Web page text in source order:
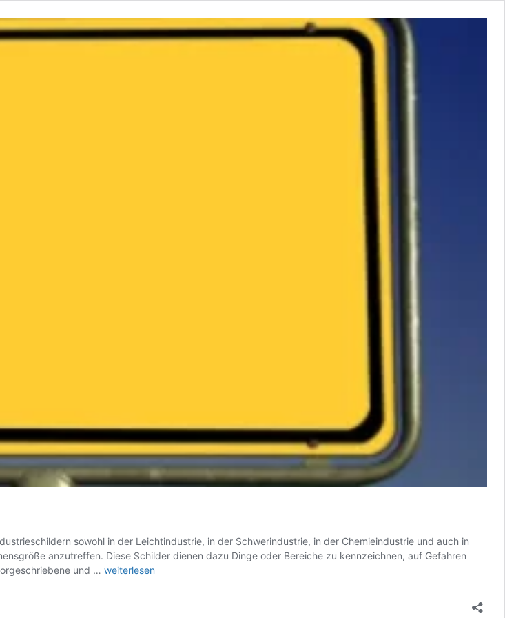
sowohl in der Leichtindustrie, in der Schwerindustrie, in der Chemieindustrie und auch in
anzutreffen. Diese Schilder dienen dazu Dinge oder Bereiche zu kennzeichnen, auf Gefahren
und … Informatives
weiterlesen